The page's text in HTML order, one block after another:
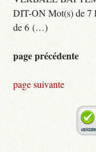
DIT-ON Mot(s) de
de 6 (…)
page précédente
page suivante